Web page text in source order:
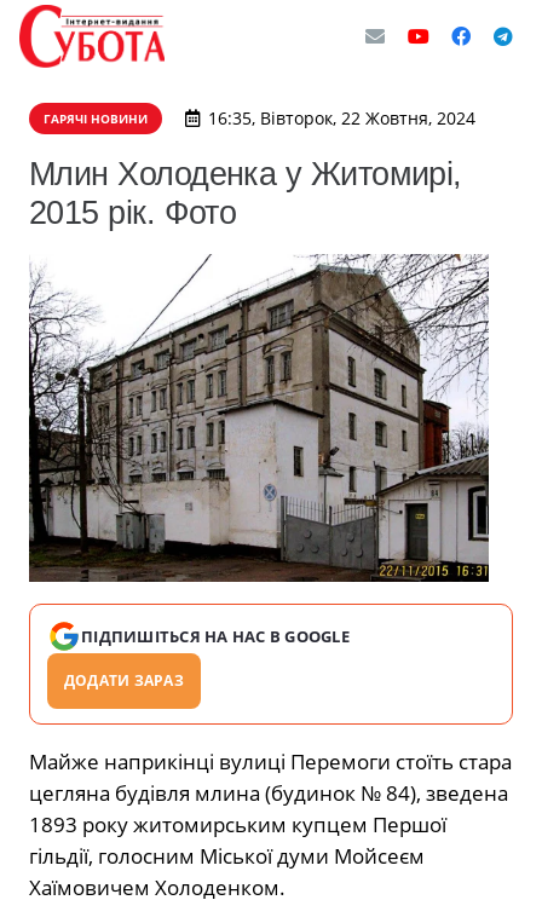
ГАРЯЧІ НОВИНИ 16:35, Вівторок, 22 Жовтня, 2024
Млин Холоденка у Житомирі,
2015 рік. Фото
ПІДПИШІТЬСЯ НА НАС В GOOGLE
ДОДАТИ ЗАРАЗ
Майже наприкінці вулиці Перемоги стоїть стара
цегляна будівля млина (будинок № 84), зведена
1893 року житомирським купцем Першої
гільдії, голосним Міської думи Мойсеєм
Хаїмовичем Холоденком.